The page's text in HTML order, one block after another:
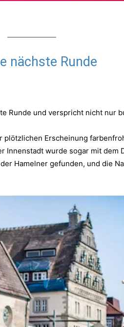
nächste Runde
Runde und verspricht nicht nur
Erscheinung
wurde sogar mit dem
Hamelner gefunden, und die